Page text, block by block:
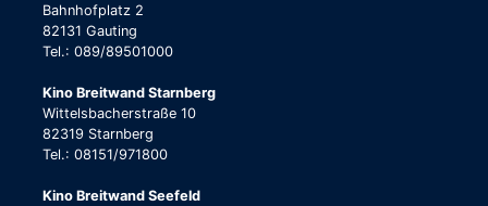
Bahnhofplatz 2
82131 Gauting
Tel.: 089/89501000
Kino Breitwand Starnberg
Wittelsbacherstraße 10
82319 Starnberg
Tel.: 08151/971800
Kino Breitwand Seefeld